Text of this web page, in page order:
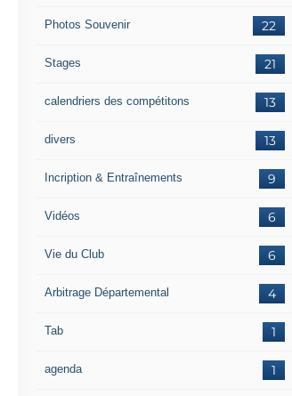
22
Photos Souvenir
21
Stages
13
calendriers des compétitons
13
divers
9
Incription & Entraînements
6
Vidéos
6
Vie du Club
4
Arbitrage Départemental
1
Tab
1
agenda